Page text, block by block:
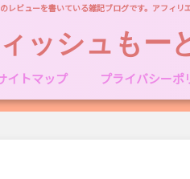
ビューを書いている雑記ブログです。アフィリ
ッシュもー
イトマップ プライバシーポ